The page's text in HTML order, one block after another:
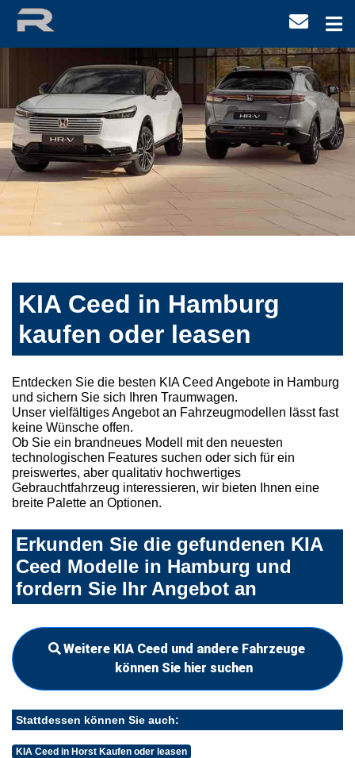
KIA Ceed in Hamburg
kaufen oder leasen
Entdecken Sie die besten KIA Ceed Angebote in Hamburg
und sichern Sie sich Ihren Traumwagen.
Unser vielfältiges Angebot an Fahrzeugmodellen lässt fast
keine Wünsche offen.
Ob Sie ein brandneues Modell mit den neuesten
technologischen Features suchen oder sich für ein
preiswertes, aber qualitativ hochwertiges
Gebrauchtfahrzeug interessieren, wir bieten Ihnen eine
breite Palette an Optionen.
Erkunden Sie die gefundenen KIA
Ceed Modelle in Hamburg und
fordern Sie Ihr Angebot an
Weitere KIA Ceed und andere Fahrzeuge
können Sie hier suchen
Stattdessen können Sie auch:
KIA Ceed in Horst Kaufen oder leasen